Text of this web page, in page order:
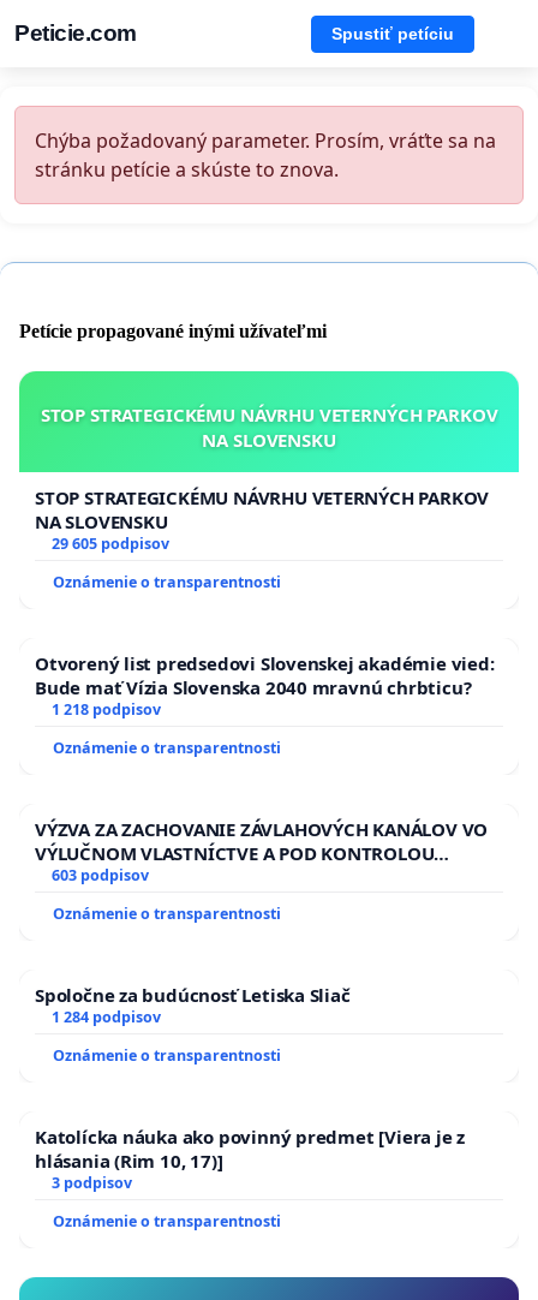
Peticie.com Spustiť petíciu
Chýba požadovaný parameter. Prosím, vráťte sa na
stránku petície a skúste to znova.
Petície propagované inými užívateľmi
STOP STRATEGICKÉMU NÁVRHU VETERNÝCH PARKOV
NA SLOVENSKU
STOP STRATEGICKÉMU NÁVRHU VETERNÝCH PARKOV
NA SLOVENSKU
29 605 podpisov
Oznámenie o transparentnosti
Otvorený list predsedovi Slovenskej akadémie vied:
Bude mať Vízia Slovenska 2040 mravnú chrbticu?
1 218 podpisov
Oznámenie o transparentnosti
VÝZVA ZA ZACHOVANIE ZÁVLAHOVÝCH KANÁLOV VO
VÝLUČNOM VLASTNÍCTVE A POD KONTROLOU
SLOVENSKEJ REPUBLIKY & žiadosť na riešenie
zanedbaného stavu závlahových a odvodňovacích
kanálov na Slovensku
603 podpisov
Oznámenie o transparentnosti
Spoločne za budúcnosť Letiska Sliač
1 284 podpisov
Oznámenie o transparentnosti
Katolícka náuka ako povinný predmet [Viera je z
hlásania (Rim 10, 17)]
3 podpisov
Oznámenie o transparentnosti